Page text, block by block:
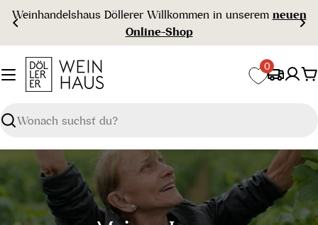
Zum
Inhalt
springen
Weinhandelshaus Döllerer Willkommen in unserem neuen
Online-Shop
Suchen
0